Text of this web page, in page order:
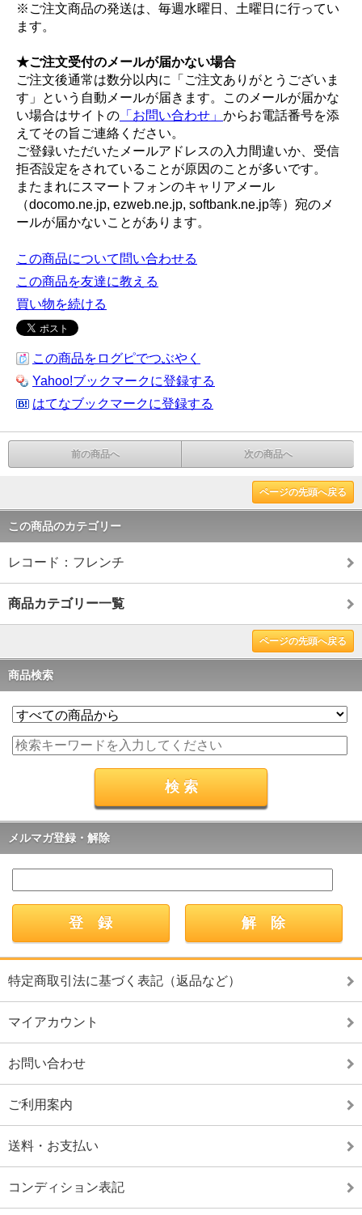
※ご注文商品の発送は、毎週水曜日、土曜日に行ってい
ます。
★ご注文受付のメールが届かない場合
ご注文後通常は数分以内に「ご注文ありがとうございま
す」という自動メールが届きます。このメールが届かな
い場合はサイトの 「お問い合わせ」 からお電話番号を添
えてその旨ご連絡ください。
ご登録いただいたメールアドレスの入力間違いか、受信
拒否設定をされていることが原因のことが多いです。
またまれにスマートフォンのキャリアメール
（docomo.ne.jp, ezweb.ne.jp, softbank.ne.jp等）宛のメ
ールが届かないことがあります。
この商品について問い合わせる
この商品を友達に教える
買い物を続ける
この商品をログピでつぶやく
Yahoo!ブックマークに登録する
はてなブックマークに登録する
前の商品へ 次の商品へ
ページの先頭へ戻る
この商品のカテゴリー
レコード：フレンチ
商品カテゴリー一覧
ページの先頭へ戻る
商品検索
メルマガ登録・解除
特定商取引法に基づく表記（返品など）
マイアカウント
お問い合わせ
ご利用案内
送料・お支払い
コンディション表記